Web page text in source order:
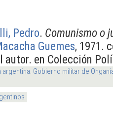
Pedro. Comunismo o
Guemes, 1971.
autor. en Colección
argentina. Gobierno militar de